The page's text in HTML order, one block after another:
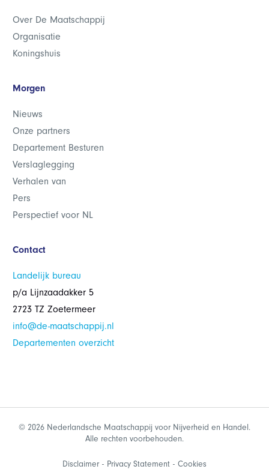
Over De Maatschappij
Organisatie
Koningshuis
Morgen
Nieuws
Onze partners
Departement Besturen
Verslaglegging
Verhalen van
Pers
Perspectief voor NL
Contact
Landelijk bureau
p/a Lijnzaadakker 5
2723 TZ Zoetermeer
info@de-maatschappij.nl
Departementen overzicht
© 2026 Nederlandsche Maatschappij voor Nijverheid en Handel.
Alle rechten voorbehouden.
Disclaimer Privacy Statement Cookies